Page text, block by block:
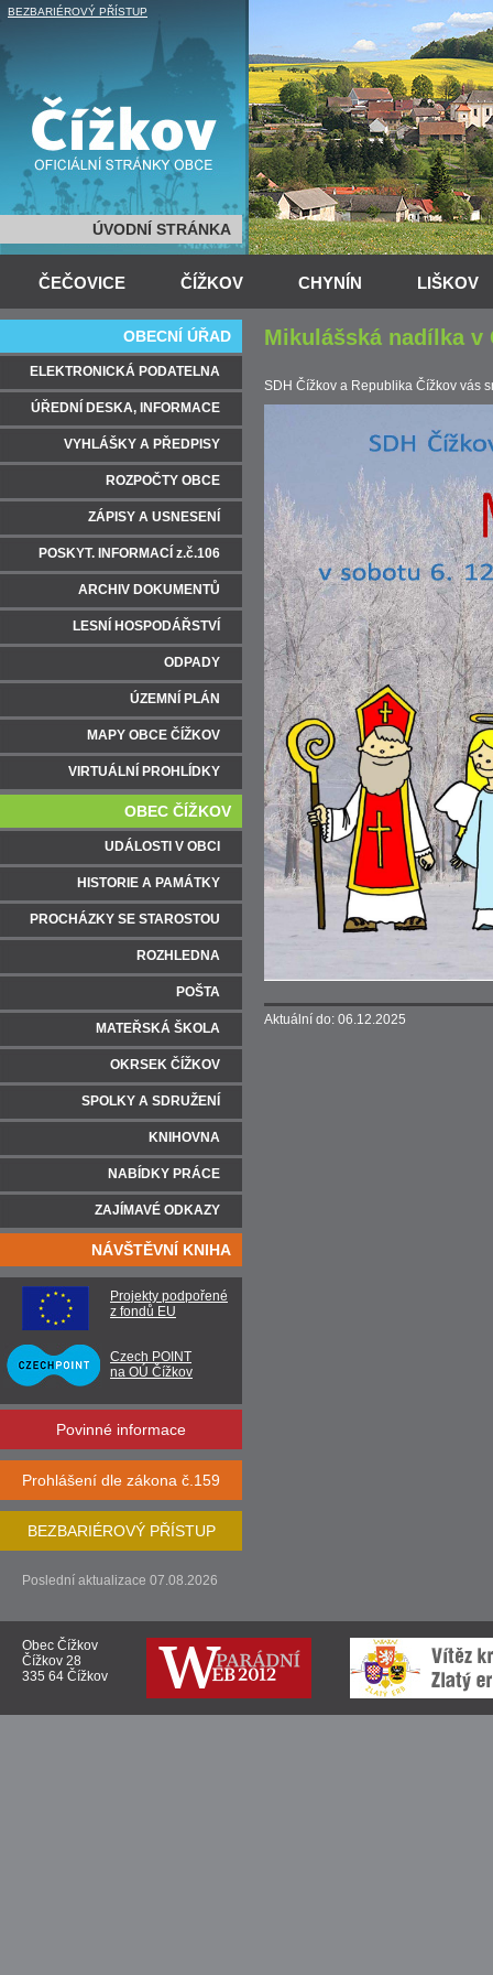
BEZBARIÉROVÝ PŘÍSTUP
ÚVODNÍ STRÁNKA
ČEČOVICE ČÍŽKOV CHYNÍN LIŠKOV
Mikulášská nadílka v
SDH Čížkov a Republika Čížkov vás
Aktuální do: 06.12.2025
OBECNÍ ÚŘAD
ELEKTRONICKÁ PODATELNA
ÚŘEDNÍ DESKA, INFORMACE
VYHLÁŠKY A PŘEDPISY
ROZPOČTY OBCE
ZÁPISY A USNESENÍ
POSKYT. INFORMACÍ z.č.106
ARCHIV DOKUMENTŮ
LESNÍ HOSPODÁŘSTVÍ
ODPADY
ÚZEMNÍ PLÁN
MAPY OBCE ČÍŽKOV
VIRTUÁLNÍ PROHLÍDKY
OBEC ČÍŽKOV
UDÁLOSTI V OBCI
HISTORIE A PAMÁTKY
PROCHÁZKY SE STAROSTOU
ROZHLEDNA
POŠTA
MATEŘSKÁ ŠKOLA
OKRSEK ČÍŽKOV
SPOLKY A SDRUŽENÍ
KNIHOVNA
NABÍDKY PRÁCE
ZAJÍMAVÉ ODKAZY
NÁVŠTĚVNÍ KNIHA
Projekty podpořené
z fondů EU
Czech POINT
na OÚ Čížkov
Povinné informace
Prohlášení dle zákona č.159
BEZBARIÉROVÝ PŘÍSTUP
Poslední aktualizace 07.08.2026
Obec Čížkov
Čížkov 28
335 64 Čížkov